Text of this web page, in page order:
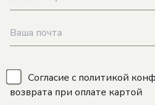
Согласие с политикой
возврата при оплате картой